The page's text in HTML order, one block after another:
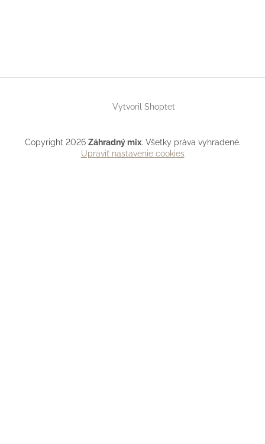
Vytvoril Shoptet
Copyright 2026 Záhradný mix. Všetky práva vyhradené.
Upraviť nastavenie cookies